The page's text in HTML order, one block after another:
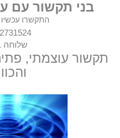
בני תקשור עם
התקשרו עכשיו
שלוחה 181
תקשור עוצמתי,